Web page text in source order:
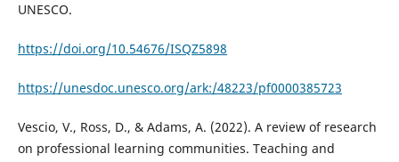
UNESCO.
https://doi.org/10.54676/ISQZ5898
https://unesdoc.unesco.org/ark:/48223/pf0000385723
Vescio, V., Ross, D., & Adams, A. (2022). A review of research
on professional learning communities. Teaching and